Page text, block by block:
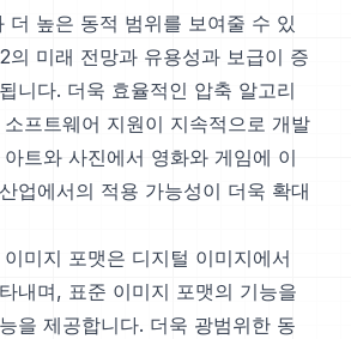
더 높은 동적 범위를 보여줄 수 있
의 미래 전망과 유용성과 보급이 증
니다. 더욱 효율적인 압축 알고리
프트웨어 지원이 지속적으로 개발
트와 사진에서 영화와 게임에 이
업에서의 적용 가능성이 더욱 확대
미지 포맷은 디지털 이미지에서
내며, 표준 이미지 포맷의 기능을
을 제공합니다. 더욱 광범위한 동